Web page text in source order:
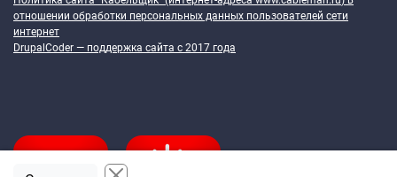
отношении обработки персональных данных пользователей сети
интернет
DrupalCoder — поддержка сайта c 2017 года